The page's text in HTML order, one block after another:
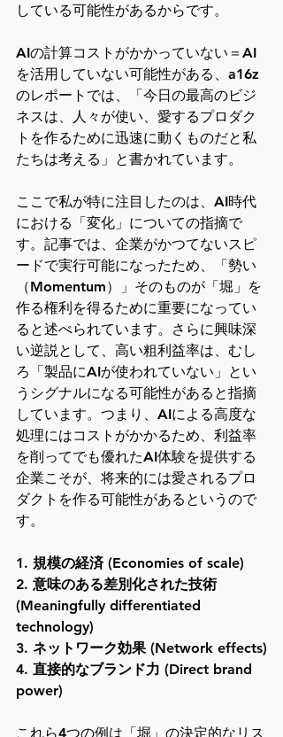
している可能性があるからです。
AIの計算コストがかかっていない＝AI
を活用していない可能性がある、a16z
のレポートでは、「今日の最高のビジ
ネスは、人々が使い、愛するプロダク
トを作るために迅速に動くものだと私
たちは考える」と書かれています。
ここで私が特に注目したのは、AI時代
における「変化」についての指摘で
す。記事では、企業がかつてないスピ
ードで実行可能になったため、「勢い
（Momentum）」そのものが「堀」を
作る権利を得るために重要になってい
ると述べられています。さらに興味深
い逆説として、高い粗利益率は、むし
ろ「製品にAIが使われていない」とい
うシグナルになる可能性があると指摘
しています。つまり、AIによる高度な
処理にはコストがかかるため、利益率
を削ってでも優れたAI体験を提供する
企業こそが、将来的には愛されるプロ
ダクトを作る可能性があるというので
す。
1. 規模の経済 (Economies of scale)
2. 意味のある差別化された技術
(Meaningfully differentiated
technology)
3. ネットワーク効果 (Network effects)
4. 直接的なブランド力 (Direct brand
power)
これら4つの例は「堀」の決定的なリス